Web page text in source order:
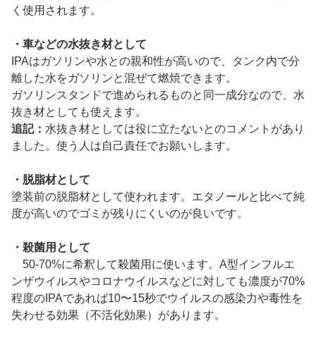
く使用されます。
・車などの水抜き材として
IPAはガソリンや水との親和性が高いので、タンク内で分
離した水をガソリンと混ぜて燃焼できます。
ガソリンスタンドで進められるものと同一成分なので、水
抜き材としても使えます。
追記： 水抜き材としては役に立たないとのコメントがあり
ました。使う人は自己責任でお願いします。
・脱脂材として
塗装前の脱脂材として使われます。エタノールと比べて純
度が高いのでゴミが残りにくいのが良いです。
・殺菌用として
50-70%に希釈して殺菌用に使います。A型インフルエ
ンザウイルスやコロナウイルスなどに対しても濃度が70%
程度のIPAであれば10〜15秒でウイルスの感染力や毒性を
失わせる効果（不活化効果）があります。